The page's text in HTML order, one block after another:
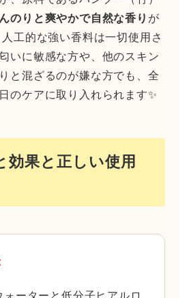
のりと爽やかで自然な香り が
工的な強い香料は一切使用さ
いに敏感な方や、他のスキン
と混ざるのが嫌な方でも、全
のケアに取り入れられます✨
効果と正しい使用